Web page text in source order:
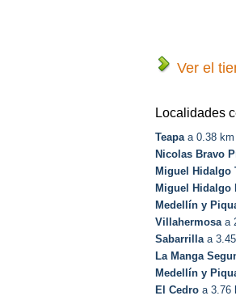
Ver el
Localidades
Teapaa 0.38 km
Nicolas Bravo
Miguel Hidalgo
Miguel Hidalgo
Medellín y
Villahermosaa
Sabarrillaa
La Manga
Medellín y
El Cedro a 3.76